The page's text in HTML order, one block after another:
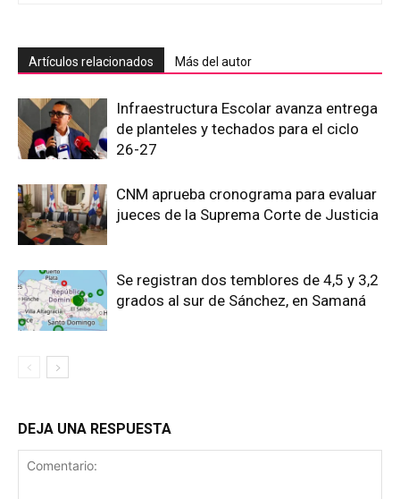
Artículos relacionados Más del autor
Infraestructura Escolar avanza entrega
de planteles y techados para el ciclo
26-27
CNM aprueba cronograma para evaluar
jueces de la Suprema Corte de Justicia
Se registran dos temblores de 4,5 y 3,2
grados al sur de Sánchez, en Samaná
DEJA UNA RESPUESTA